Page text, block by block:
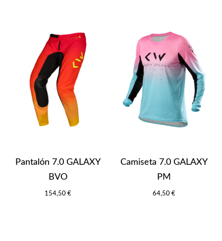
Pantalón 7.0 GALAXY
BVO
154,50 €
Camiseta 7.0 GALAXY
PM
64,50 €